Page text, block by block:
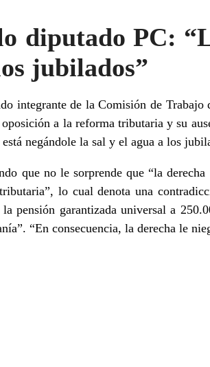
diputado PC:
jubilados”
integrante de la Comisión de
a la reforma tributaria y su
negándole la sal y el agua a los
que no le sorprende que “la
lo cual denota una
la pensión garantizada universal a
“En consecuencia, la derecha le